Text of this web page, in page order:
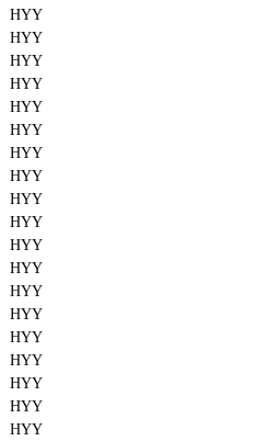
HYY
HYY
HYY
HYY
HYY
HYY
HYY
HYY
HYY
HYY
HYY
HYY
HYY
HYY
HYY
HYY
HYY
HYY
HYY